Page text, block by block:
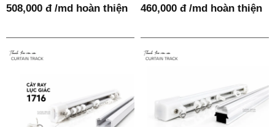
508,000 đ /md hoàn thiện 460,000 đ /md hoàn thiện